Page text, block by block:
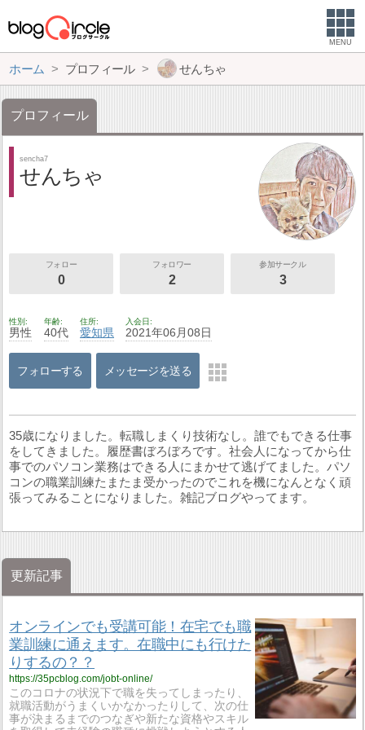
MENU
ホーム プロフィール せんちゃ
プロフィール
sencha7
せんちゃ
フォロー
0
フォロワー
2
参加サークル
3
性別
男性
年齢
40代
住所
愛知県
入会日
2021年06月08日
フォローする メッセージを送る
35歳になりました。転職しまくり技術なし。誰でもできる仕事
をしてきました。履歴書ぼろぼろです。社会人になってから仕
事でのパソコン業務はできる人にまかせて逃げてました。パソ
コンの職業訓練たまたま受かったのでこれを機になんとなく頑
張ってみることになりました。雑記ブログやってます。
更新記事
オンラインでも受講可能！在宅でも職
業訓練に通えます。在職中にも行けた
りするの？？
https://35pcblog.com/jobt-online/
このコロナの状況下で職を失ってしまったり、
就職活動がうまくいかなかったりして、次の仕
事が決まるまでのつなぎや新たな資格やスキル